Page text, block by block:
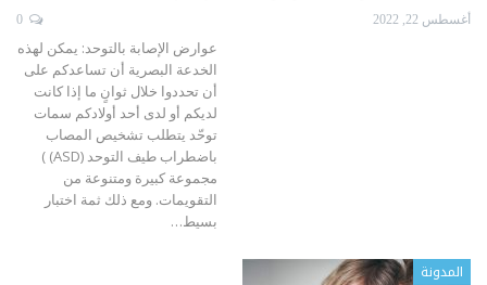
أغسطس 22, 2022
عوارض الإصابة بالتوحد: يمكن لهذه
الخدعة البصرية أن تساعدكم على
أن تحددوا خلال ثوانٍ ما إذا كانت
لديكم أو لدى أحد أولادكم سمات
توحّد يتطلب تشخيص المصاب
باضطراب طيف التوحد (ASD) )
مجموعة كبيرة ومتنوعة من
التقويمات. ومع ذلك ثمة اختبار
بسيط…
المدونة